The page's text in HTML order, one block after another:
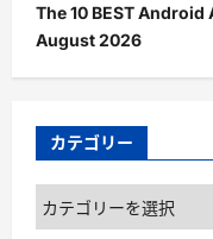
The 10 BEST Android
August 2026
カテゴリー
カ
テ